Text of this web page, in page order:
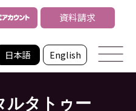
日本語 English
資料請求
ルタトゥー